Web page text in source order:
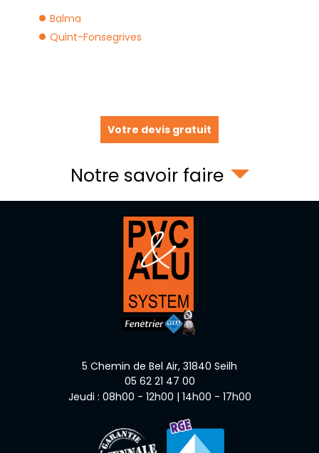
Balma
Quint-Fonsegrives
Votre devis gratuit
Notre savoir faire
5 Chemin de Bel Air, 31840 Seilh
05 62 21 47 00
Jeudi : 08h00 - 12h00 | 14h00 - 17h00